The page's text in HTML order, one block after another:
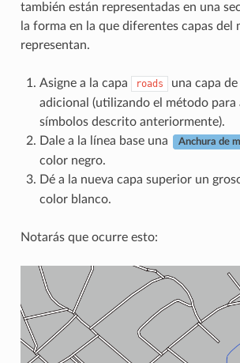
también están representadas en una
la forma en la que diferentes capas del
representan.
Asigne a la capa roads
una capa
adicional (utilizando el método para
símbolos descrito anteriormente).
Dale a la línea base una
Anchura de
color negro.
Dé a la nueva capa superior un
color blanco.
Notarás que ocurre esto: